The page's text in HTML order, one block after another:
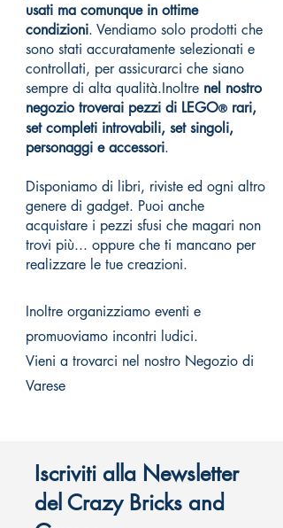
usati ma comunque in ottime
condizioni. Vendiamo solo prodotti che
sono stati accuratamente selezionati e
controllati, per assicurarci che siano
sempre di alta qualità.Inoltre nel nostro
negozio troverai pezzi di LEGO® rari,
set completi introvabili, set singoli,
personaggi e accessori.
Disponiamo di libri, riviste ed ogni altro
genere di gadget. Puoi anche
acquistare i pezzi sfusi che magari non
trovi più... oppure che ti mancano per
realizzare le tue creazioni.
Inoltre organizziamo eventi e
promuoviamo incontri ludici.
Vieni a trovarci nel nostro Negozio di
Varese
Iscriviti alla Newsletter
del Crazy Bricks and